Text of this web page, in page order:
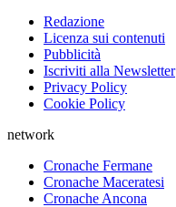
Redazione
Licenza sui contenuti
Pubblicità
Iscriviti alla Newsletter
Privacy Policy
Cookie Policy
network
Cronache Fermane
Cronache Maceratesi
Cronache Ancona